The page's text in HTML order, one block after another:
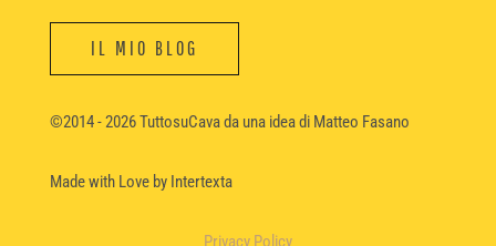
IL MIO BLOG
©2014 - 2026 TuttosuCava da una idea di Matteo Fasano
Made with Love by Intertexta
Privacy Policy